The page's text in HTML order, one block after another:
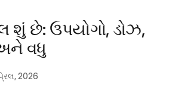
શું છે: ઉપયોગો, ડોઝ,
વધુ
2026